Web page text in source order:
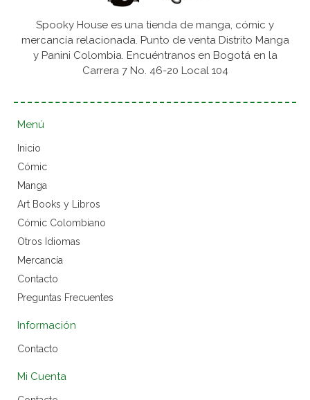
Spooky House es una tienda de manga, cómic y
mercancía relacionada. Punto de venta Distrito Manga
y Panini Colombia. Encuéntranos en Bogotá en la
Carrera 7 No. 46-20 Local 104
Menú
Inicio
Cómic
Manga
Art Books y Libros
Cómic Colombiano
Otros Idiomas
Mercancía
Contacto
Preguntas Frecuentes
Información
Contacto
Mi Cuenta